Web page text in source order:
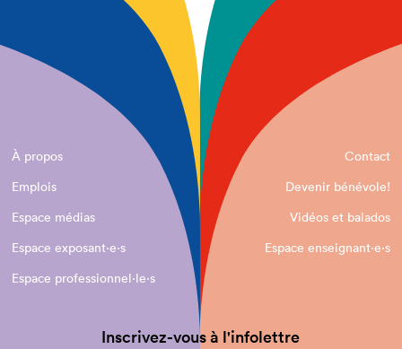
À propos
Contact
Emplois
Devenir bénévole!
Espace médias
Vidéos et balados
Espace exposant·e⋅s
Espace enseignant·e⋅s
Espace professionnel·le⋅s
Inscrivez-vous à l'infolettre